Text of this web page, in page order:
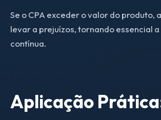
Se o CPA exceder o valor do produto,
levar a prejuízos, tornando essencial
contínua.
Aplicação